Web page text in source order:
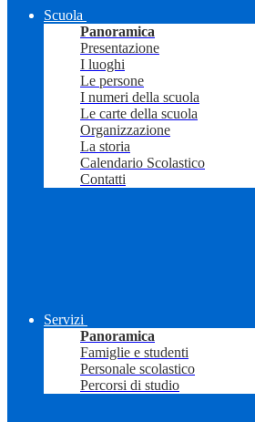
Scuola
Panoramica
Presentazione
I luoghi
Le persone
I numeri della scuola
Le carte della scuola
Organizzazione
La storia
Calendario Scolastico
Contatti
Servizi
Panoramica
Famiglie e studenti
Personale scolastico
Percorsi di studio